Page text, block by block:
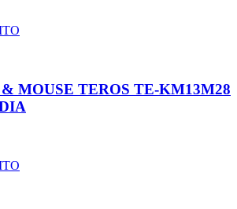
MOUSE TEROS TE-KM13M28